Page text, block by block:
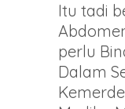
Itu tadi
perlu
Dalam